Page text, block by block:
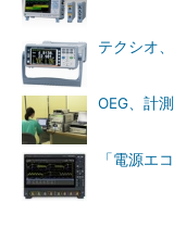
テクシオ
OEG、計
「電源エ